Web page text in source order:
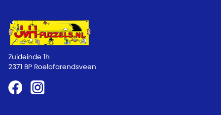
Zuideinde 1h
2371 BP Roelofarendsveen